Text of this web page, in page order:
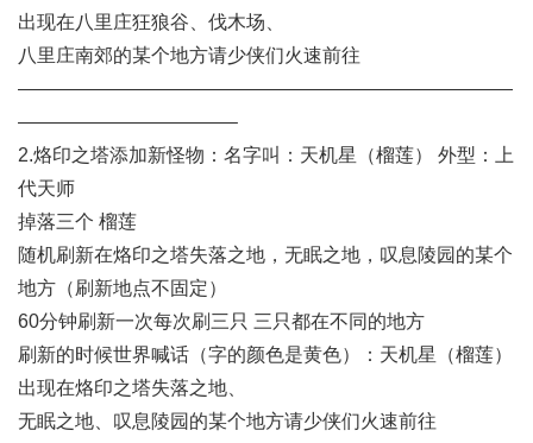
出现在八里庄狂狼谷、伐木场、
八里庄南郊的某个地方请少侠们火速前往
——————————————————————————
———————————–
2.烙印之塔添加新怪物：名字叫：天机星（榴莲） 外型：上
代天师
掉落三个 榴莲
随机刷新在烙印之塔失落之地，无眠之地，叹息陵园的某个
地方（刷新地点不固定）
60分钟刷新一次每次刷三只 三只都在不同的地方
刷新的时候世界喊话（字的颜色是黄色）：天机星（榴莲）
出现在烙印之塔失落之地、
无眠之地、叹息陵园的某个地方请少侠们火速前往